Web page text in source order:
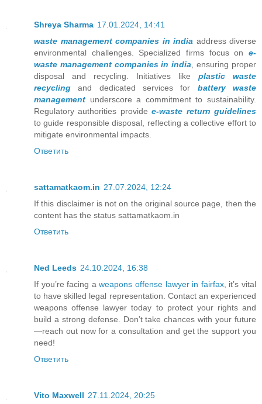
Shreya Sharma 17.01.2024, 14:41
waste management companies in india address diverse
environmental challenges. Specialized firms focus on e-
waste management companies in india , ensuring proper
disposal and recycling. Initiatives like plastic waste
recycling and dedicated services for battery waste
management underscore a commitment to sustainability.
Regulatory authorities providee-waste return guidelines
to guide responsible disposal, reflecting a collective effort to
mitigate environmental impacts.
Ответить
sattamatkaom.in 27.07.2024, 12:24
If this disclaimer is not on the original source page, then the
content has the status sattamatkaom.in
Ответить
Ned Leeds 24.10.2024, 16:38
If you’re facing aweapons offense lawyer in fairfax, it’s vital
to have skilled legal representation. Contact an experienced
weapons offense lawyer today to protect your rights and
build a strong defense. Don’t take chances with your future
—reach out now for a consultation and get the support you
need!
Ответить
Vito Maxwell 27.11.2024, 20:25